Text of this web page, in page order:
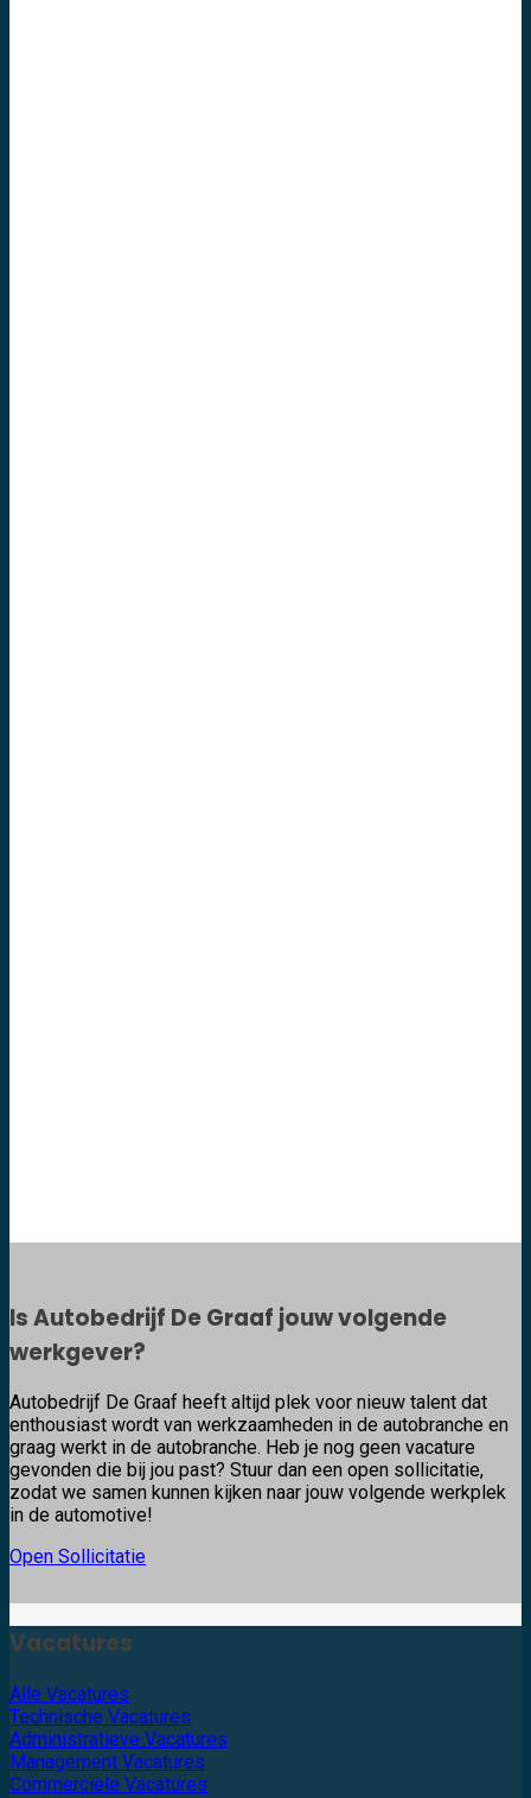
Is Autobedrijf De Graaf jouw volgende
werkgever?
Autobedrijf De Graaf heeft altijd plek voor nieuw talent dat
enthousiast wordt van werkzaamheden in de autobranche en
graag werkt in de autobranche. Heb je nog geen vacature
gevonden die bij jou past? Stuur dan een open sollicitatie,
zodat we samen kunnen kijken naar jouw volgende werkplek
in de automotive!
Open Sollicitatie
Vacatures
Alle Vacatures
Technische Vacatures
Administratieve Vacatures
Management Vacatures
Commerciële Vacatures